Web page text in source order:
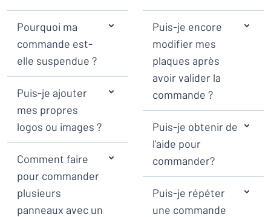
parvenez pas à trouver ce que vous cherchez ?
Demande
de
devis
Se
connecter
clients
Particulier
/ Entreprise
Pourquoi ma
commande est-
elle suspendue ?
Puis-je ajouter
mes propres
logos ou images ?
Comment faire
pour commander
plusieurs
panneaux avec un
Puis-je encore
modifier mes
plaques après
avoir valider la
commande ?
Puis-je obtenir de
l'aide pour
commander?
Puis-je répéter
une commande